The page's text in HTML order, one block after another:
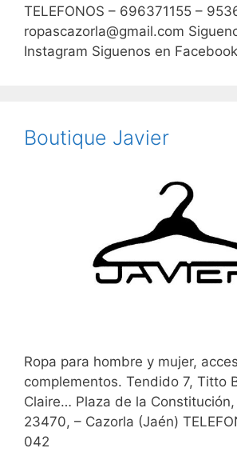
TELEFONOS – 696371155 –
ropascazorla@gmail.com
Instagram Siguenos en Facebook
Boutique Javier
Ropa para hombre y mujer,
complementos. Tendido 7, Titto
Claire… Plaza de la Constitución,
23470, – Cazorla (Jaén)
042